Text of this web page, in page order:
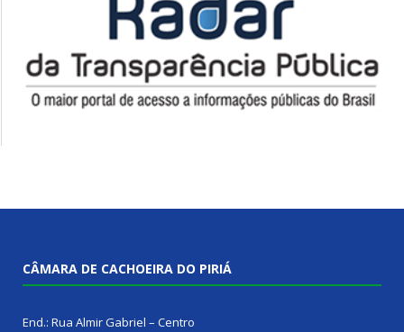
CÂMARA DE CACHOEIRA DO PIRIÁ
End.: Rua Almir Gabriel – Centro